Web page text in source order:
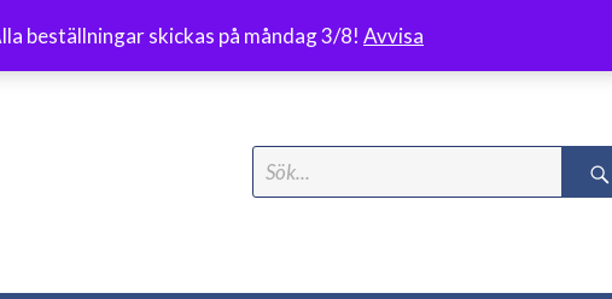
beställningar skickas på måndag 3/8! Avvisa
Search
for: